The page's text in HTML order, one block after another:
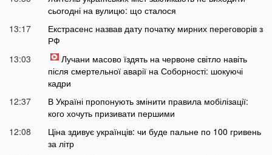
сьогодні на вулицю: що сталося
13:17
Екстрасенс назвав дату початку мирних переговорів з
РФ
13:03
Лучани масово їздять на червоне світло навіть
після смертельної аварії на Соборності: шокуючі
кадри
12:37
В Україні пропонують змінити правила мобілізації:
кого хочуть призивати першими
12:08
Ціна здивує українців: чи буде пальне по 100 гривень
за літр